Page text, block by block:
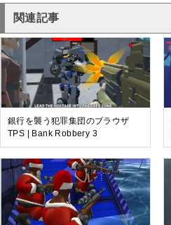
関連記事
銀行を襲う犯罪集団のブラウザ
TPS | Bank Robbery 3